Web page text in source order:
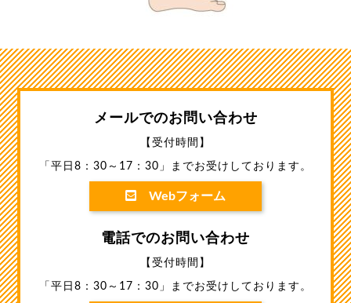
メールでのお問い合わせ
【受付時間】
「平日8：30～17：30」までお受けしております。
Webフォーム
電話でのお問い合わせ
【受付時間】
「平日8：30～17：30」までお受けしております。